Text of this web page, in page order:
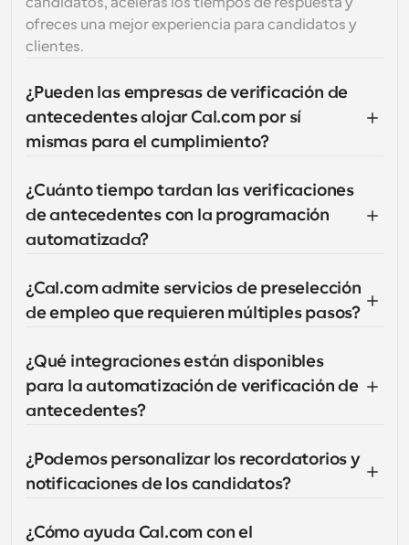
ofreces una mejor experiencia para candidatos y
clientes.
¿Pueden las empresas de verificación de
antecedentes alojar Cal.com por sí
mismas para el cumplimiento?
¿Cuánto tiempo tardan las verificaciones
de antecedentes con la programación
automatizada?
¿Cal.com admite servicios de preselección
de empleo que requieren múltiples pasos?
¿Qué integraciones están disponibles
para la automatización de verificación de
antecedentes?
¿Podemos personalizar los recordatorios y
notificaciones de los candidatos?
¿Cómo ayuda Cal.com con el